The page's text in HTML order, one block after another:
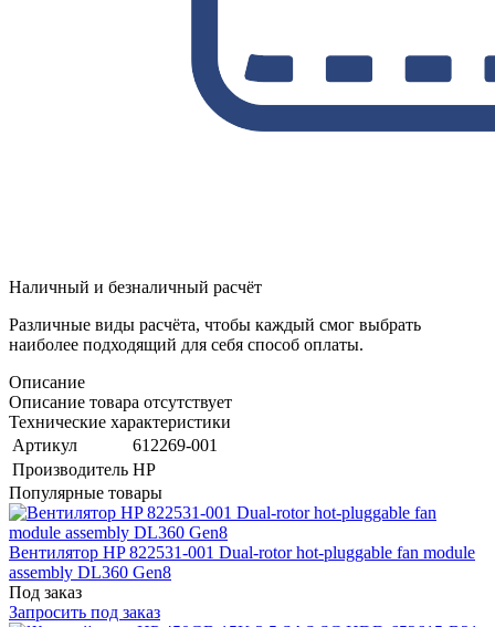
Наличный и безналичный расчёт
Различные виды расчёта, чтобы каждый смог выбрать
наиболее подходящий для себя способ оплаты.
Описание
Описание товара отсутствует
Технические характеристики
Артикул
612269-001
Производитель HP
Популярные товары
Вентилятор HP 822531-001 Dual-rotor hot-pluggable fan module
assembly DL360 Gen8
Под заказ
Запросить под заказ